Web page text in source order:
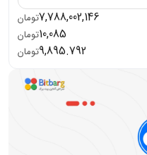
7,788,002,146تومان
10,085تومان
9,895.792تومان